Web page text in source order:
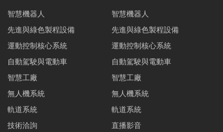
智慧機器人
先進與綠色製程設備
運動控制核心系統
自動駕駛與電動車
智慧工廠
無人機系統
軌道系統
技術洽詢
智慧機器人
先進與綠色製程設備
運動控制核心系統
自動駕駛與電動車
智慧工廠
無人機系統
軌道系統
直播影音